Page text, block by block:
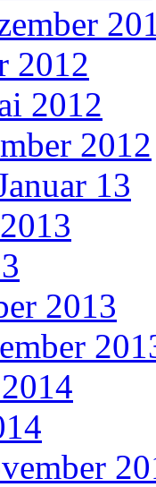
2012
2012
2012
13
2013